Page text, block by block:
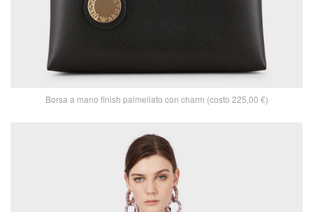
Borsa a mano finish palmellato con charm (costo 225,00 €)